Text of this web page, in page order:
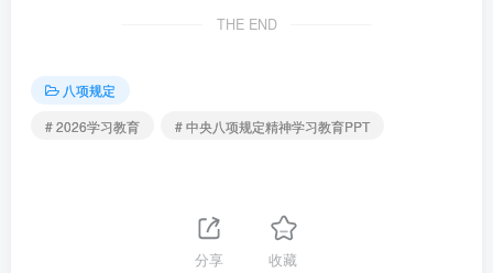
THE END
八项规定
# 2026学习教育
# 中央八项规定精神学习教育PPT
分享 收藏